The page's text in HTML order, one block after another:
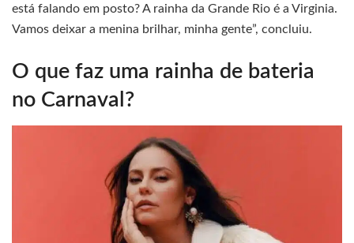
está falando em posto? A rainha da Grande Rio é a Virginia.
Vamos deixar a menina brilhar, minha gente”, concluiu.
O que faz uma rainha de bateria
no Carnaval?